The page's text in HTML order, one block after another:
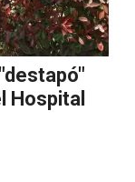
Hospital